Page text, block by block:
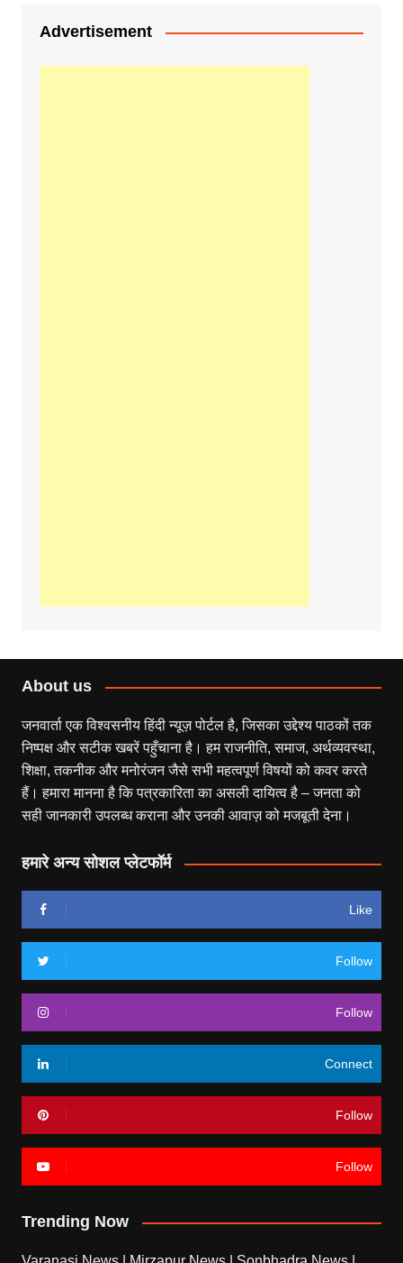
Advertisement
About us
जनवार्ता एक विश्वसनीय हिंदी न्यूज़ पोर्टल है, जिसका उद्देश्य पाठकों तक
निष्पक्ष और सटीक खबरें पहुँचाना है। हम राजनीति, समाज, अर्थव्यवस्था,
शिक्षा, तकनीक और मनोरंजन जैसे सभी महत्वपूर्ण विषयों को कवर करते
हैं। हमारा मानना है कि पत्रकारिता का असली दायित्व है – जनता को
सही जानकारी उपलब्ध कराना और उनकी आवाज़ को मजबूती देना।
हमारे अन्य सोशल प्लेटफॉर्म
Like
Follow
Follow
Connect
Follow
Follow
Trending Now